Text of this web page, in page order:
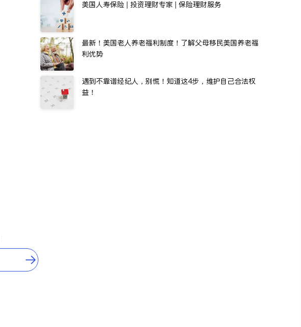
美国人寿保险 | 投资理财专家 | 保险理财服务
最新！美国老人养老福利制度！了解父母移民美国养老福
利优势
遇到不靠谱经纪人，别慌！知道这4步，维护自己合法权
益！